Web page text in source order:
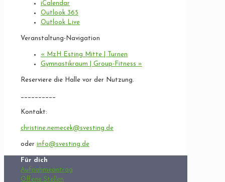
iCalendar
Outlook 365
Outlook Live
Veranstaltung-Navigation
« MzH Esting Mitte | Turnen
Gymnastikraum | Group-Fitness »
Reserviere die Halle vor der Nutzung.
__________
Kontakt:
christine.nemecek@svesting.de
oder info@svesting.de
Für dich
Aufnahmeantrag
Offene Stellen